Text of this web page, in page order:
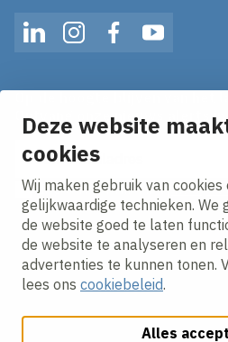
Deze website
cookies
Wij maken gebruik van cookies
gelijkwaardige technieken. We
de website goed te laten
de website te analyseren en
advertenties te kunnen tonen.
lees ons cookiebeleid.
Alles
LinkedInInstagramFacebookYouTube
Ontvang onze nieuws alerts
E-mailadres
Ik ga akkoord met hetprivacy
Cookies aanpassenCookie beleid